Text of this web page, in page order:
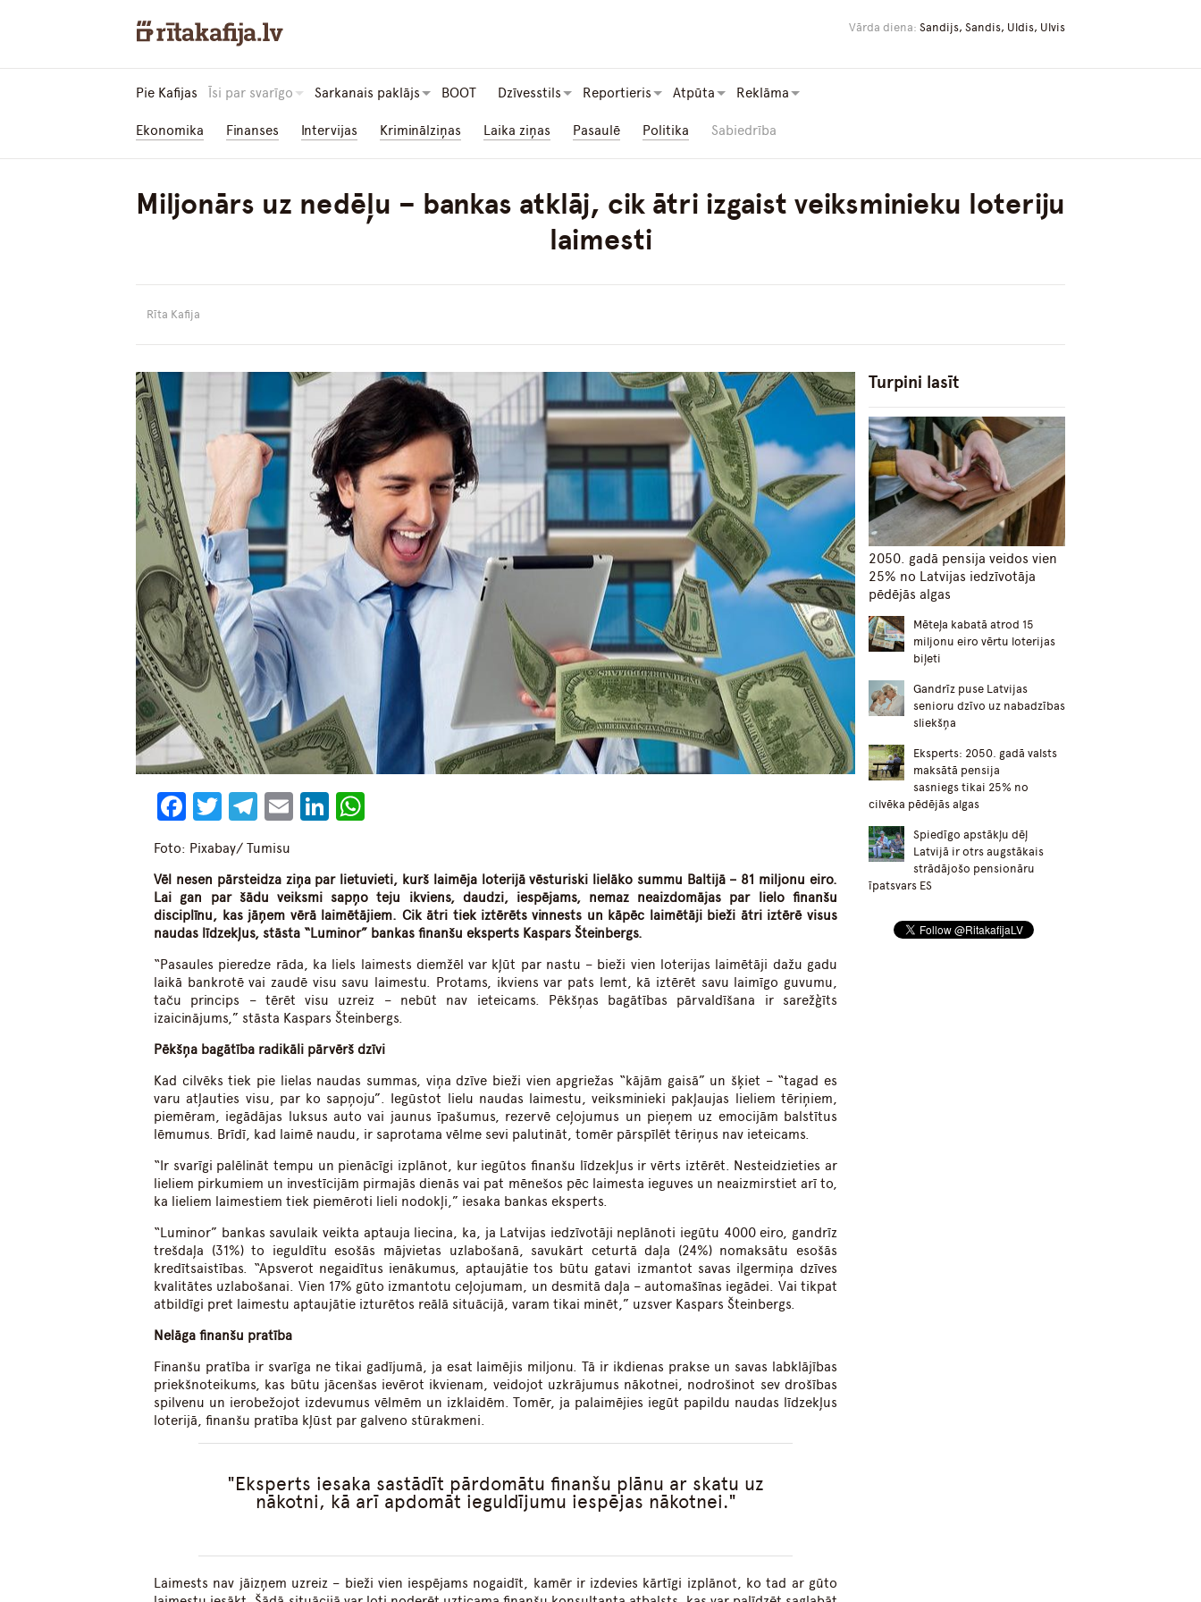
Vārda diena: Sandijs, Sandis, Uldis, Ulvis
Pie Kafijas Īsi par svarīgo Sarkanais paklājs BOOT Dzīvesstils Reportieris Atpūta Reklāma
Ekonomika Finanses Intervijas Kriminālziņas Laika ziņas Pasaulē Politika Sabiedrība
Miljonārs uz nedēļu – bankas atklāj, cik ātri izgaist veiksminieku loteriju
laimesti
Rīta Kafija
Facebook
Twitter
Telegram
EmailLinkedIn
Foto: Pixabay/ Tumisu
Vēl nesen pārsteidza ziņa par lietuvieti, kurš laimēja loterijā vēsturiski lielāko summu Baltijā – 81 miljonu eiro.
Lai gan par šādu veiksmi sapņo teju ikviens, daudzi, iespējams, nemaz neaizdomājas par lielo finanšu
disciplīnu, kas jāņem vērā laimētājiem. Cik ātri tiek iztērēts vinnests un kāpēc laimētāji bieži ātri iztērē visus
naudas līdzekļus, stāsta “Luminor” bankas finanšu eksperts Kaspars Šteinbergs.
“Pasaules pieredze rāda, ka liels laimests diemžēl var kļūt par nastu – bieži vien loterijas laimētāji dažu gadu
laikā bankrotē vai zaudē visu savu laimestu. Protams, ikviens var pats lemt, kā iztērēt savu laimīgo guvumu,
taču princips – tērēt visu uzreiz – nebūt nav ieteicams. Pēkšņas bagātības pārvaldīšana ir sarežģīts
izaicinājums,” stāsta Kaspars Šteinbergs.
Pēkšņa bagātība radikāli pārvērš dzīvi
Kad cilvēks tiek pie lielas naudas summas, viņa dzīve bieži vien apgriežas “kājām gaisā” un šķiet – “tagad es
varu atļauties visu, par ko sapņoju”. Iegūstot lielu naudas laimestu, veiksminieki pakļaujas lieliem tēriņiem,
piemēram, iegādājas luksus auto vai jaunus īpašumus, rezervē ceļojumus un pieņem uz emocijām balstītus
lēmumus. Brīdī, kad laimē naudu, ir saprotama vēlme sevi palutināt, tomēr pārspīlēt tēriņus nav ieteicams.
“Ir svarīgi palēlināt tempu un pienācīgi izplānot, kur iegūtos finanšu līdzekļus ir vērts iztērēt. Nesteidzieties ar
lieliem pirkumiem un investīcijām pirmajās dienās vai pat mēnešos pēc laimesta ieguves un neaizmirstiet arī to,
ka lieliem laimestiem tiek piemēroti lieli nodokļi,” iesaka bankas eksperts.
“Luminor” bankas savulaik veikta aptauja liecina, ka, ja Latvijas iedzīvotāji neplānoti iegūtu 4000 eiro, gandrīz
trešdaļa (31%) to ieguldītu esošās mājvietas uzlabošanā, savukārt ceturtā daļa (24%) nomaksātu esošās
kredītsaistības. “Apsverot negaidītus ienākumus, aptaujātie tos būtu gatavi izmantot savas ilgermiņa dzīves
kvalitātes uzlabošanai. Vien 17% gūto izmantotu ceļojumam, un desmitā daļa – automašīnas iegādei. Vai tikpat
atbildīgi pret laimestu aptaujātie izturētos reālā situācijā, varam tikai minēt,” uzsver Kaspars Šteinbergs.
Nelāga finanšu pratība
Finanšu pratība ir svarīga ne tikai gadījumā, ja esat laimējis miljonu. Tā ir ikdienas prakse un savas labklājības
priekšnoteikums, kas būtu jācenšas ievērot ikvienam, veidojot uzkrājumus nākotnei, nodrošinot sev drošības
spilvenu un ierobežojot izdevumus vēlmēm un izklaidēm. Tomēr, ja palaimējies iegūt papildu naudas līdzekļus
loterijā, finanšu pratība kļūst par galveno stūrakmeni.
Eksperts iesaka sastādīt pārdomātu finanšu plānu ar skatu uz
nākotni, kā arī apdomāt ieguldījumu iespējas nākotnei.
Laimests nav jāizņem uzreiz – bieži vien iespējams nogaidīt, kamēr ir izdevies kārtīgi izplānot, ko tad ar gūto
Turpini lasīt
2050. gadā pensija veidos vien
25% no Latvijas iedzīvotāja
pēdējās algas
Mēteļa kabatā atrod 15
miljonu eiro vērtu loterijas
biļeti
Gandrīz puse Latvijas
senioru dzīvo uz nabadzības
sliekšņa
Eksperts: 2050. gadā valsts
maksātā pensija
sasniegs tikai 25% no
cilvēka pēdējās algas
Spiedīgo apstākļu dēļ
Latvijā ir otrs augstākais
strādājošo pensionāru
īpatsvars ES